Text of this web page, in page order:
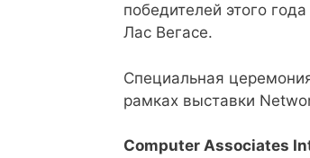
победителей этого
Лас Вегасе.
Специальная
рамках выставки
Computer Associates